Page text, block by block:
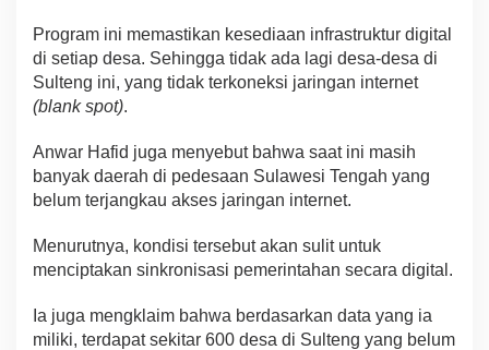
Program ini memastikan kesediaan infrastruktur digital
di setiap desa. Sehingga tidak ada lagi desa-desa di
Sulteng ini, yang tidak terkoneksi jaringan internet
(blank spot).
Anwar Hafid juga menyebut bahwa saat ini masih
banyak daerah di pedesaan Sulawesi Tengah yang
belum terjangkau akses jaringan internet.
Menurutnya, kondisi tersebut akan sulit untuk
menciptakan sinkronisasi pemerintahan secara digital.
Ia juga mengklaim bahwa berdasarkan data yang ia
miliki, terdapat sekitar 600 desa di Sulteng yang belum